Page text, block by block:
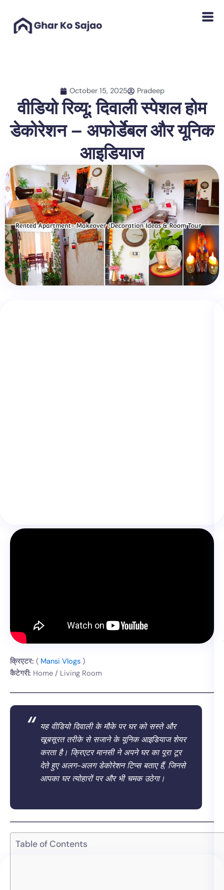
content
October 15, 2025 Pradeep
वीडियो रिव्यू: दिवाली स्पेशल होम
डेकोरेशन – अफोर्डेबल और यूनिक
आइडियाज
क्रिएटर: ( Mansi Vlogs )
कैटेगरी: Home / Living Room
यह वीडियो दिवाली के मौके पर घर को सस्ते और
खूबसूरत तरीके से सजाने के यूनिक आइडियाज शेयर
करता है। क्रिएटर मानसी ने अपने घर का पूरा टूर
देते हुए अलग-अलग डेकोरेशन टिप्स बताए हैं, जिनसे
आपका घर त्योहारों पर और भी चमक उठेगा।
Table of Contents